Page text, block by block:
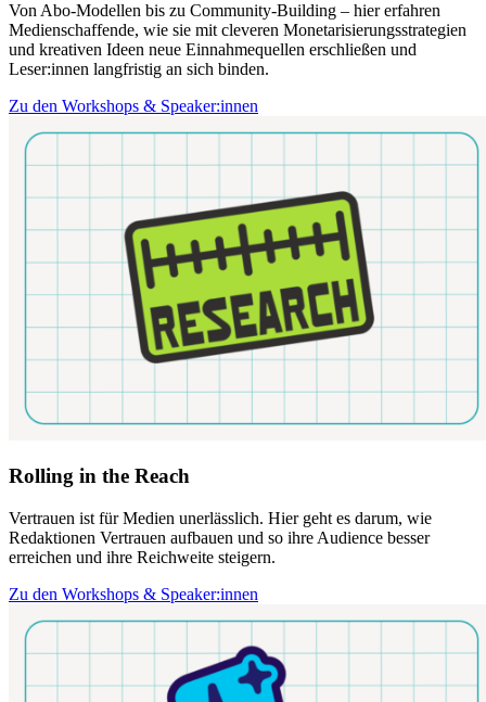
Von Abo-Modellen bis zu Community-Building – hier erfahren
Medienschaffende, wie sie mit cleveren Monetarisierungsstrategien
und kreativen Ideen neue Einnahmequellen erschließen und
Leser:innen langfristig an sich binden.
Zu den Workshops & Speaker:innen
Rolling in the Reach
Vertrauen ist für Medien unerlässlich. Hier geht es darum, wie
Redaktionen Vertrauen aufbauen und so ihre Audience besser
erreichen und ihre Reichweite steigern.
Zu den Workshops & Speaker:innen